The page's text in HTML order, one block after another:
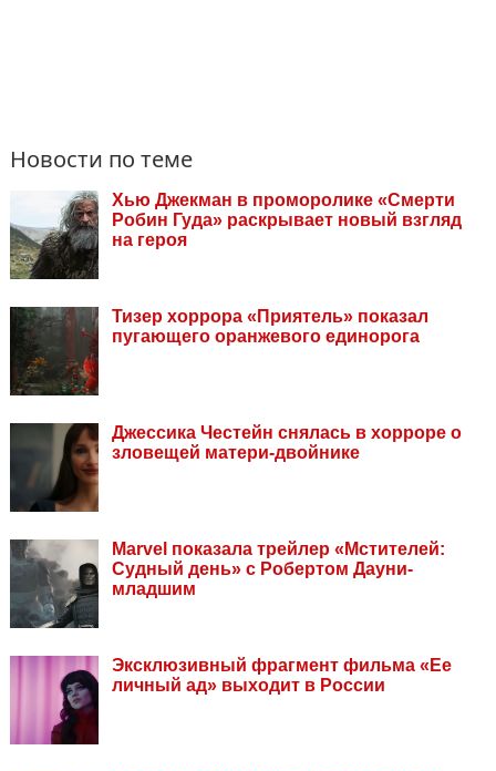
Новости по теме
Хью Джекман в проморолике «Смерти
Робин Гуда» раскрывает новый взгляд
на героя
Тизер хоррора «Приятель» показал
пугающего оранжевого единорога
Джессика Честейн снялась в хорроре о
зловещей матери-двойнике
Marvel показала трейлер «Мстителей:
Судный день» с Робертом Дауни-
младшим
Эксклюзивный фрагмент фильма «Ее
личный ад» выходит в России